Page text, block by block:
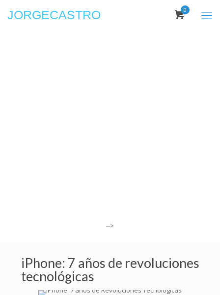
JORGECASTRO
-->
0
iPhone: 7 años de revoluciones
tecnológicas